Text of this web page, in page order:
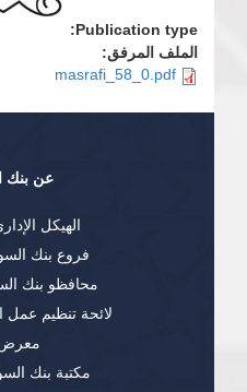
Publication type:
الملف المرفق:
masrafi_58_0.pdf
عن بنك
الهيكل
فروع بنك
محافظو بنك
لائحة تنظيم عمل
مكتبة بنك